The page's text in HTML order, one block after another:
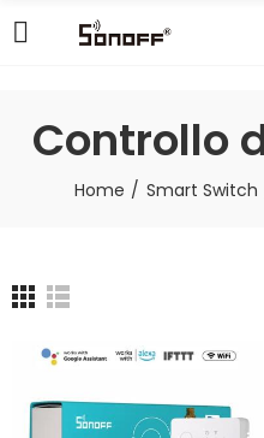
Controllo
Home Smart Switch